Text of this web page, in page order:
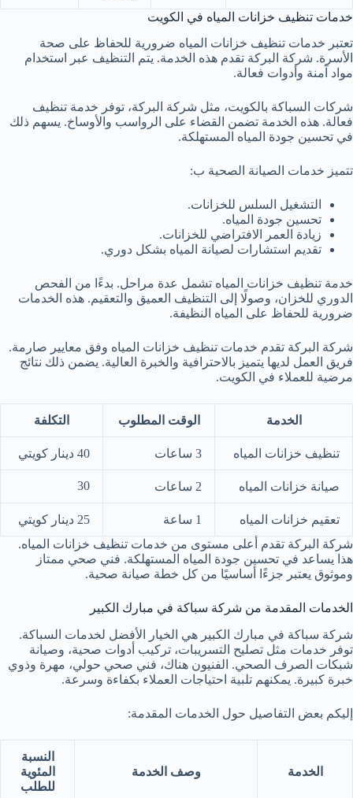
خدمات تنظيف خزانات المياه في الكويت
تعتبر خدمات تنظيف خزانات المياه ضرورية للحفاظ على صحة
الأسرة. شركة البركة تقدم هذه الخدمة. يتم التنظيف عبر استخدام
مواد آمنة وأدوات فعالة.
شركات السباكة بالكويت، مثل شركة البركة، توفر خدمة تنظيف
فعالة. هذه الخدمة تضمن القضاء على الرواسب والأوساخ. يسهم ذلك
في تحسين جودة المياه المستهلكة.
تتميز خدمات الصيانة الصحية ب:
التشغيل السلس للخزانات.
تحسين جودة المياه.
زيادة العمر الافتراضي للخزانات.
تقديم استشارات لصيانة المياه بشكل دوري.
خدمة تنظيف خزانات المياه تشمل عدة مراحل. بدءًا من الفحص
الدوري للخزان، وصولًا إلى التنظيف العميق والتعقيم. هذه الخدمات
ضرورية للحفاظ على المياه النظيفة.
شركة البركة تقدم خدمات تنظيف خزانات المياه وفق معايير صارمة.
فريق العمل لديها يتميز بالاحترافية والخبرة العالية. يضمن ذلك نتائج
مرضية للعملاء في الكويت.
الخدمة الوقت المطلوب التكلفة
تنظيف خزانات المياه 3 ساعات 40 دينار كويتي
صيانة خزانات المياه 2 ساعات 30
تعقيم خزانات المياه 1 ساعة
25 دينار كويتي
شركة البركة تقدم أعلى مستوى من خدمات تنظيف خزانات المياه.
هذا يساعد في تحسين جودة المياه المستهلكة. فني صحي ممتاز
وموثوق يعتبر جزءًا أساسيًا من كل خطة صيانة صحية.
الخدمات المقدمة من شركة سباكة في مبارك الكبير
شركة سباكة في مبارك الكبير هي الخيار الأفضل لخدمات السباكة.
توفر خدمات مثل تصليح التسريبات، تركيب أدوات صحية، وصيانة
شبكات الصرف الصحي. الفنيون هناك، فني صحي حولي، مهرة وذوي
خبرة كبيرة. يمكنهم تلبية احتياجات العملاء بكفاءة وسرعة.
إليكم بعض التفاصيل حول الخدمات المقدمة:
الخدمة وصف الخدمة
النسبة
المئوية
للطلب